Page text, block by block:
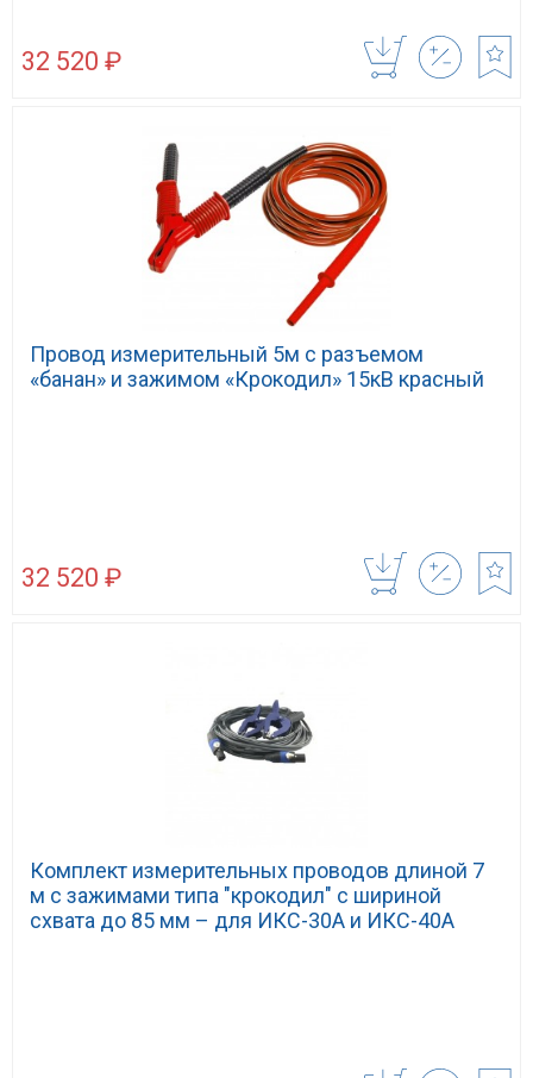
32 520 ₽
Провод измерительный 5м с разъемом
«банан» и зажимом «Крокодил» 15кВ красный
32 520 ₽
Комплект измерительных проводов длиной 7
м с зажимами типа "крокодил" с шириной
схвата до 85 мм – для ИКС-30А и ИКС-40А